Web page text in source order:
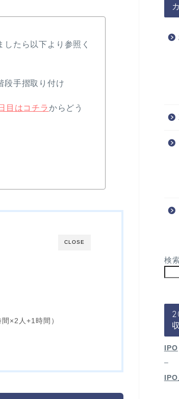
たら以下より参照く
段手摺取り付け
目はコチラからどう
CLOSE
×2人+1時間）
検索
IPO
–